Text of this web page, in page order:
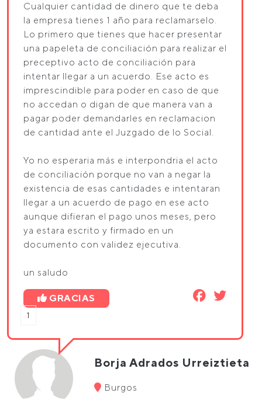
Cualquier cantidad de dinero que te deba
la empresa tienes 1 año para reclamarselo.
Lo primero que tienes que hacer presentar
una papeleta de conciliación para realizar el
preceptivo acto de conciliación para
intentar llegar a un acuerdo. Ese acto es
imprescindible para poder en caso de que
no accedan o digan de que manera van a
pagar poder demandarles en reclamacion
de cantidad ante el Juzgado de lo Social.
Yo no esperaria más e interpondria el acto
de conciliación porque no van a negar la
existencia de esas cantidades e intentaran
llegar a un acuerdo de pago en ese acto
aunque difieran el pago unos meses, pero
ya estara escrito y firmado en un
documento con validez ejecutiva.
un saludo
GRACIAS
1
Borja Adrados Urreiztieta
Burgos